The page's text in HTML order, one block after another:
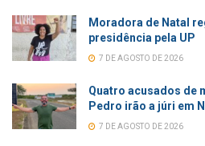
Moradora de Natal
presidência pela UP
7 DE AGOSTO DE 2026
Quatro acusados de
Pedro irão a júri em
7 DE AGOSTO DE 2026